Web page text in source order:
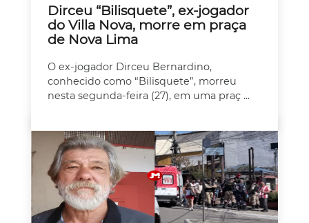
Dirceu “Bilisquete”, ex-jogador
do Villa Nova, morre em praça
de Nova Lima
O ex-jogador Dirceu Bernardino,
conhecido como “Bilisquete”, morreu
nesta segunda-feira (27), em uma praç ...